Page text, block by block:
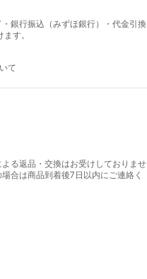
銀行振込（みずほ銀行）・代金引換
す。
て
る返品・交換はお受けしておりませ
合は商品到着後7日以内にご連絡く